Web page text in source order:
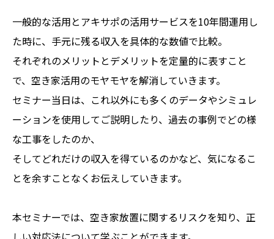
一般的な活用とアキサポの活用サービスを10年間運用し
た時に、手元に残る収入を具体的な数値で比較。
それぞれのメリットとデメリットを定量的に表すこと
で、空き家活用のモヤモヤを解消していきます。
セミナー当日は、これ以外にも多くのデータやシミュレ
ーションを使用してご説明したり、過去の事例でどの様
な工事をしたのか、
そしてどれだけの収入を得ているのかなど、気になるこ
とを余すことなくお伝えしていきます。
本セミナーでは、空き家放置に関するリスクを知り、正